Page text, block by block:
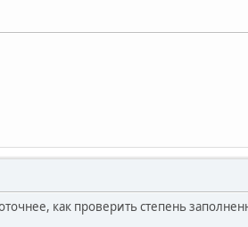
как проверить степень